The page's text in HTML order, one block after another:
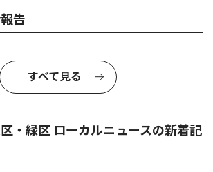
告
すべて見る
・緑区 ローカルニュースの新着記